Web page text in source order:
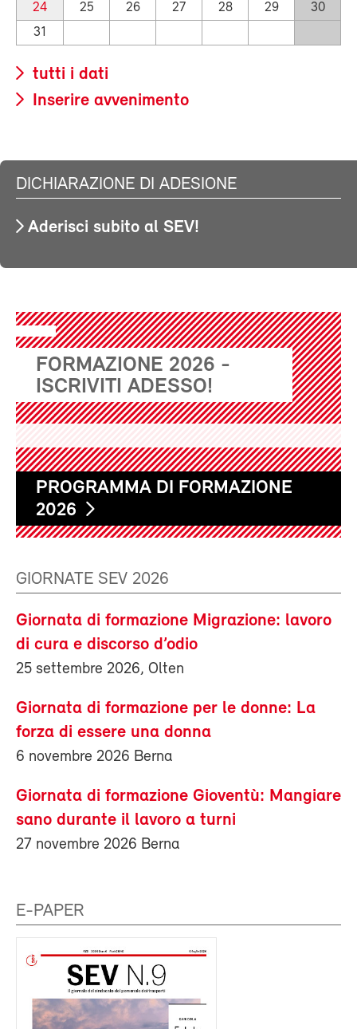
24
25 26 27 28 29
30
31
tutti i dati
Inserire avvenimento
DICHIARAZIONE DI ADESIONE
Aderisci subito al SEV!
FORMAZIONE 2026 -
ISCRIVITI ADESSO!
PROGRAMMA DI FORMAZIONE
2026
GIORNATE SEV 2026
Giornata di formazione Migrazione: lavoro
di cura e discorso d’odio
25 settembre 2026, Olten
Giornata di formazione per le donne: La
forza di essere una donna
6 novembre 2026 Berna
Giornata di formazione Gioventù: Mangiare
sano durante il lavoro a turni
27 novembre 2026 Berna
E-PAPER